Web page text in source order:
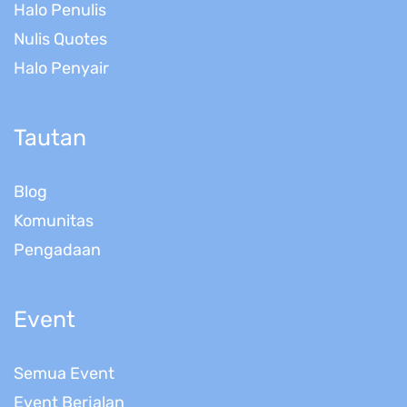
Halo Penulis
Nulis Quotes
Halo Penyair
Tautan
Blog
Komunitas
Pengadaan
Event
Semua Event
Event Berjalan